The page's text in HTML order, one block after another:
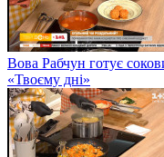
Вова Рабчун готує
«Твоєму дні»